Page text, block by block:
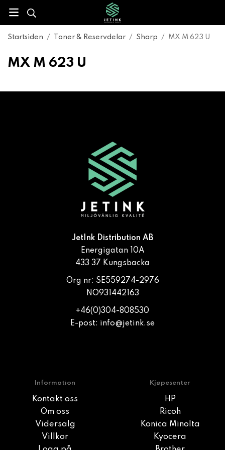
Startsiden / Toner & Reservdelar / Sharp / MX M 623 U
MX M 623 U
JetInk Distribution AB
Energigatan 10A
433 37 Kungsbacka
Org nr: SE559274-2976
NO931442163
+46(0)304-808530
E-post: info@jetink.se
Information
Kontakt oss
Om oss
Vidersalg
Villkor
Kjøpesenter
HP
Ricoh
Konica Minolta
Kyocera